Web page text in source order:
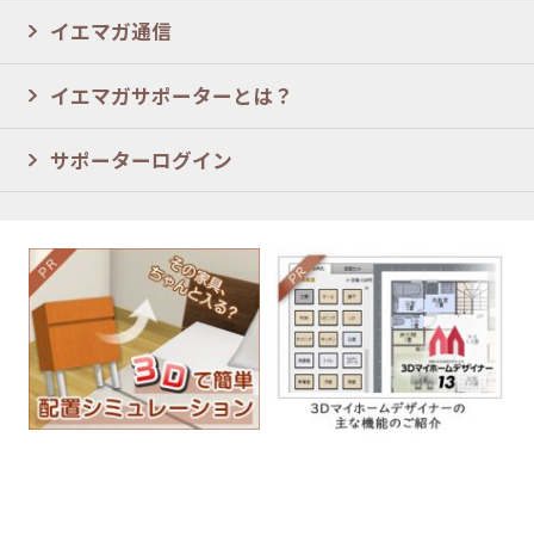
イエマガ通信
イエマガサポーターとは？
サポーターログイン